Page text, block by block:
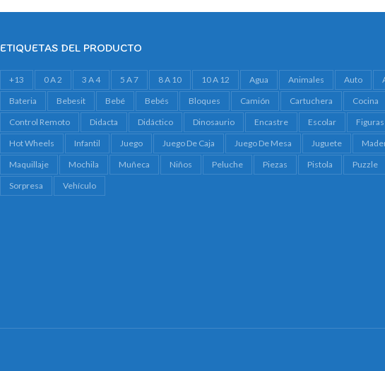
ETIQUETAS DEL PRODUCTO
+13 0 A 2 3 A 4 5 A 7 8 A 10 10 A 12 Agua Animales Auto
Bateria
Bebesit Bebé Bebés Bloques Camión Cartuchera Cocina
Control Remoto
Didacta Didáctico Dinosaurio Encastre Escolar Figuras
Hot Wheels
Infantil Juego Juego De Caja Juego De Mesa Juguete
Maquillaje
Mochila Muñeca Niños Peluche Piezas Pistola Puzzle
Sorpresa
Vehículo